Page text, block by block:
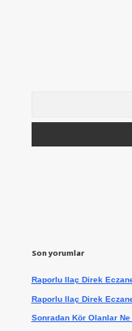
Son yorumlar
Raporlu Ilaç Direk
Raporlu Ilaç Direk
Sonradan Kör Olanlar Ne